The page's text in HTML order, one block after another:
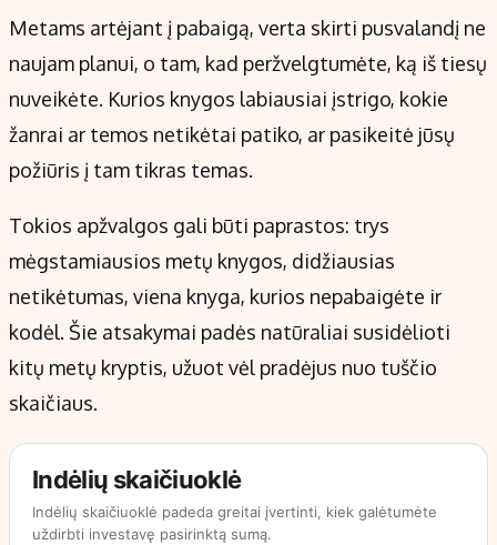
Metams artėjant į pabaigą, verta skirti pusvalandį ne
naujam planui, o tam, kad peržvelgtumėte, ką iš tiesų
nuveikėte. Kurios knygos labiausiai įstrigo, kokie
žanrai ar temos netikėtai patiko, ar pasikeitė jūsų
požiūris į tam tikras temas.
Tokios apžvalgos gali būti paprastos: trys
mėgstamiausios metų knygos, didžiausias
netikėtumas, viena knyga, kurios nepabaigėte ir
kodėl. Šie atsakymai padės natūraliai susidėlioti
kitų metų kryptis, užuot vėl pradėjus nuo tuščio
skaičiaus.